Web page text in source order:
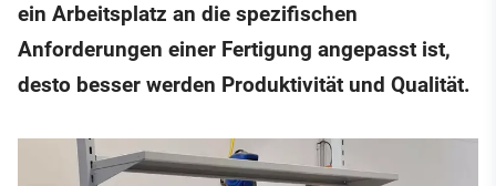
ein Arbeitsplatz an die spezifischen
Anforderungen einer Fertigung angepasst ist,
desto besser werden Produktivität und Qualität.